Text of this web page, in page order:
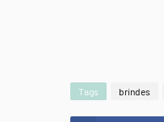
Tags brindes